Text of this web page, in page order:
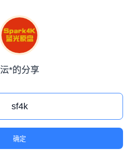
沄*的分享
确定